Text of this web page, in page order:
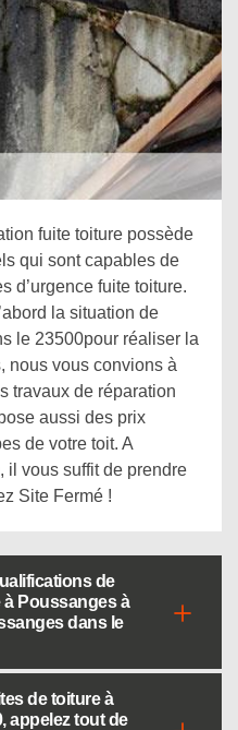
fuite toiture possède
qui sont capables de
d’urgence fuite toiture.
la situation de
le 23500pour réaliser la
nous vous convions à
travaux de réparation
aussi des prix
de votre toit. A
il vous suffit de prendre
Site Fermé !
de
Poussanges à
dans le
de toiture à
appelez tout de